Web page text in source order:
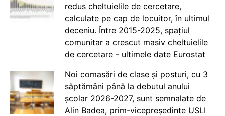
redus cheltuielile de cercetare,
calculate pe cap de locuitor, în ultimul
deceniu. Între 2015-2025, spațiul
comunitar a crescut masiv cheltuielile
de cercetare - ultimele date Eurostat
Noi comasări de clase și posturi, cu 3
săptămâni până la debutul anului
școlar 2026-2027, sunt semnalate de
Alin Badea, prim-vicepreședinte USLI